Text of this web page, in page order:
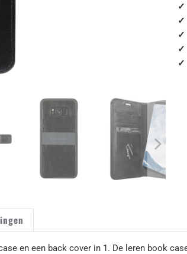
✓
✓
✓
✓
✓
en een back cover in 1. De leren book